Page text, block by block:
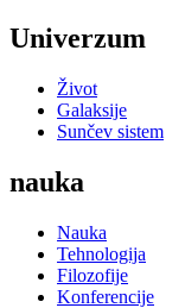
Univerzum
Život
Galaksije
Sunčev sistem
nauka
Nauka
Tehnologija
Filozofije
Konferencije